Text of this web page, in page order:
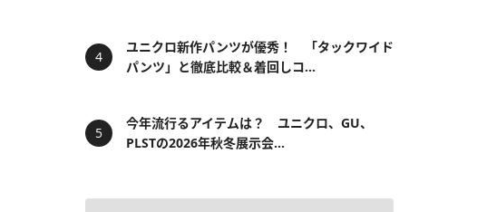
ユニクロ新作パンツが優秀！ 「タックワイド
パンツ」と徹底比較＆着回しコ...
今年流行るアイテムは？ ユニクロ、GU、
PLSTの2026年秋冬展示会...